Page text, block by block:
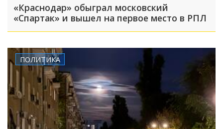
«Краснодар» обыграл московский
«Спартак» и вышел на первое место в РПЛ
ПОЛИТИКА